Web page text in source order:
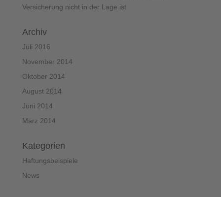
Versicherung nicht in der Lage ist
Archiv
Juli 2016
November 2014
Oktober 2014
August 2014
Juni 2014
März 2014
Kategorien
Haftungsbeispiele
News